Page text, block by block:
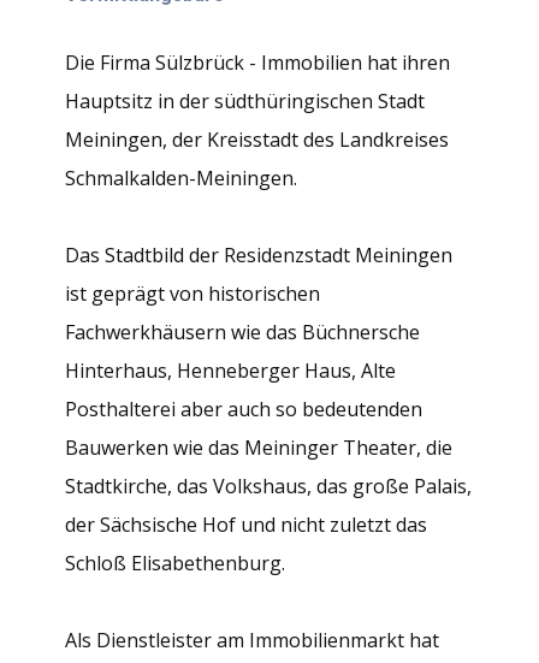
Die Firma Sülzbrück - Immobilien hat ihren
Hauptsitz in der südthüringischen Stadt
Meiningen, der Kreisstadt des Landkreises
Schmalkalden-Meiningen.
Das Stadtbild der Residenzstadt Meiningen
ist geprägt von historischen
Fachwerkhäusern wie das Büchnersche
Hinterhaus, Henneberger Haus, Alte
Posthalterei aber auch so bedeutenden
Bauwerken wie das Meininger Theater, die
Stadtkirche, das Volkshaus, das große Palais,
der Sächsische Hof und nicht zuletzt das
Schloß Elisabethenburg.
Als Dienstleister am Immobilienmarkt hat